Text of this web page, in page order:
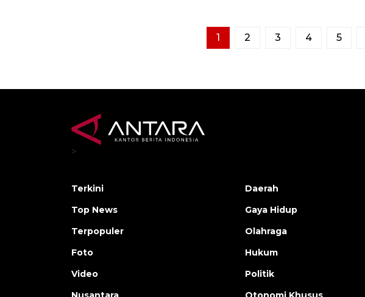
1 2 3 4 5
>
Terkini
Top News
Terpopuler
Foto
Video
Daerah
Gaya Hidup
Olahraga
Hukum
Politik